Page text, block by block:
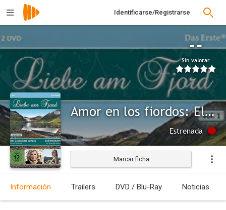
Identificarse/Registrarse
--
Sin valorar
Amor en los fiordos: El canto del viento
Estrenada
Marcar ficha
Información Trailers DVD / Blu-Ray Noticias